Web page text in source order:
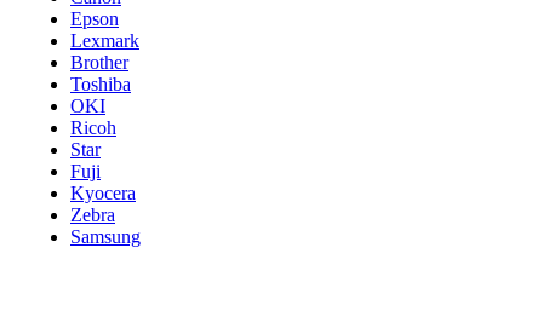
Epson
Lexmark
Brother
Toshiba
OKI
Ricoh
Star
Fuji
Kyocera
Zebra
Samsung